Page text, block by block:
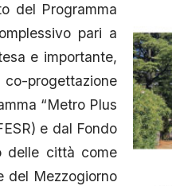
del Programma
pari a
e importante,
progettazione
“Metro Plus
e dal Fondo
delle città come
del Mezzogiorno